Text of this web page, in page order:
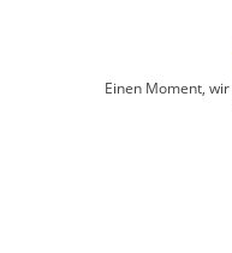
Einen Moment,